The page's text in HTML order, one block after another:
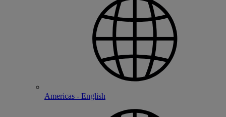
Americas - English